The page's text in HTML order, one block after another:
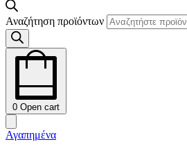
Αναζήτηση προϊόντων
0 Open cart
Αγαπημένα